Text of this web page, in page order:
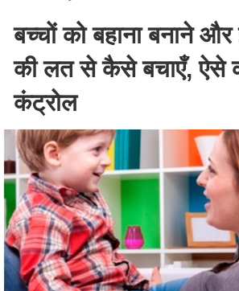
बच्चों को बहाना बनाने
की लत से कैसे बचाएँ, ऐसे
कंट्रोल